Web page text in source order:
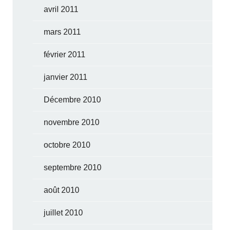
avril 2011
mars 2011
février 2011
janvier 2011
Décembre 2010
novembre 2010
octobre 2010
septembre 2010
août 2010
juillet 2010